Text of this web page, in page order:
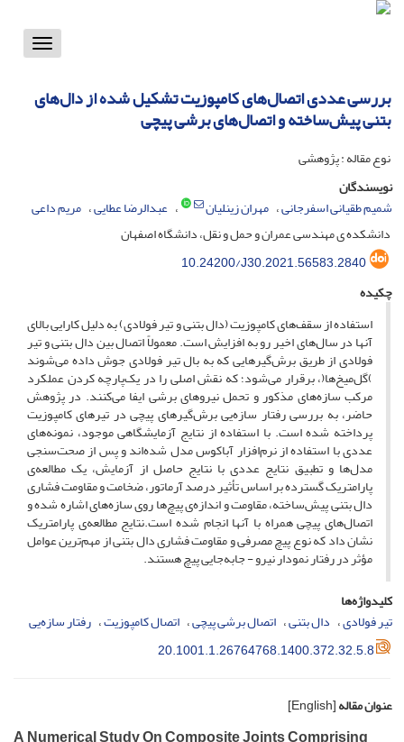
Toggle
بررسی عددی اتصال‌های کامپوزیت تشکیل شده از دال‌های
بتنی پیش‌ساخته و اتصال‌های برشی پیچی
نوع مقاله : پژوهشی
نویسندگان
شمیم طقیانی اسفرجانی مهران زینلیان عبدالرضا عطایی مریم داعی
دانشکده ی مهندسی عمران و حمل و نقل، دانشگاه اصفهان
10.24200/J30.2021.56583.2840
چکیده
استفاده از سقف‌های کامپوزیت (دال بتنی و تیر فولادی) به دلیل کارایی بالای
آنها در سال‌های اخیر رو به افزایش است. معمولاً اتصال بین دال بتنی و تیر
فولادی از طریق برش‌گیرهایی که به بال تیر فولادی جوش داده می‌شوند
)گل‌میخ‌ها(، برقرار می‌شود؛ که نقش اصلی را در یک‌پارچه کردن عملکرد
مرکب سازه‌های مذکور و تحمل نیروهای برشی ایفا می‌کنند. در پژوهش
حاضر، به بررسی رفتار سازه‌یی برش‌گیرهای پیچی در تیرهای کامپوزیت
پرداخته شده است. با استفاده از نتایج آزمایشگاهی موجود، نمونه‌های
عددی با استفاده از نرم‌افزار آباکوس مدل شده‌اند و پس از صحت‌سنجی
مدل‌ها و تطبیق نتایج عددی با نتایج حاصل از آزمایش، یک مطالعه‌ی
پارامتریک گسترده بر اساس تأثیر درصد آرماتور، ضخامت و مقاومت فشاری
دال بتنی پیش‌ساخته، مقاومت و اندازه‌ی پیچ‌ها روی سازه‌های اشاره شده و
اتصال‌های پیچی همراه با آنها انجام شده است.نتایج مطالعه‌ی پارامتریک
نشان داد که نوع پیچ مصرفی و مقاومت فشاری دال بتنی از مهم‌ترین عوامل
مؤثر در رفتار نمودار نیرو - جابه‌جایی پیچ هستند.
کلیدواژه‌ها
تیر فولادی دال بتنی اتصال برشی پیچی اتصال کامپوزیت رفتار سازه‌یی
20.1001.1.26764768.1400.372.32.5.8
عنوان مقاله[English]